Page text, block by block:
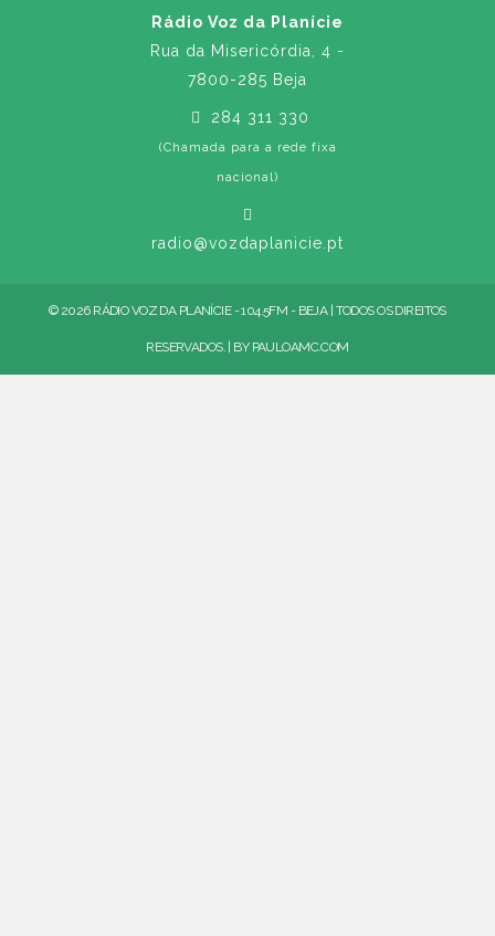
Rádio Voz da Planície
Rua da Misericórdia, 4 -
7800-285 Beja
284 311 330
(Chamada para a rede fixa
nacional)
radio@vozdaplanicie.pt
© 2026 RÁDIO VOZ DA PLANÍCIE - 104.5FM - BEJA | TODOS OS DIREITOS
RESERVADOS. | BY PAULOAMC.COM